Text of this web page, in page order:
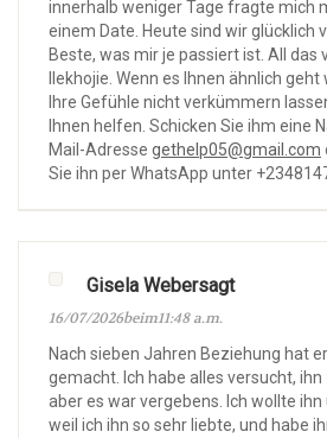
innerhalb weniger Tage fragte mich
einem Date. Heute sind wir glücklich
Beste, was mir je passiert ist. All das
Ilekhojie. Wenn es Ihnen ähnlich
Ihre Gefühle nicht verkümmern
Ihnen helfen. Schicken Sie ihm eine
Mail-Adresse gethelp05@gmail.com
Sie ihn per WhatsApp unter
Gisela Webersagt
16/07/2026beim11:48 a.m.
Nach sieben Jahren Beziehung hat
gemacht. Ich habe alles versucht,
aber es war vergebens. Ich wollte
weil ich ihn so sehr liebte, und habe